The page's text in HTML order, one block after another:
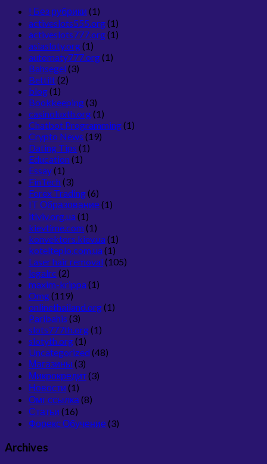
! Без рубрики (1)
activeslots555.org(1)
activeslots777.org(1)
asiasloty.org(1)
automaty777.org(1)
Bahsegel (3)
Bettilt(2)
blog(1)
Bookkeeping(3)
casinoluxth.org(1)
Chatbot Programming(1)
Crypto News (19)
Dating Tips (1)
Education (1)
Essay(1)
FinTech (3)
Forex Trading(6)
IT Образование (1)
itlviv.org.ua (1)
kievtime.com (1)
konvektors.kiev.ua (1)
kotelteplo.com.ua (1)
Laser hair removal (105)
legalrc (2)
maxim-krippa (1)
Omg(119)
onlinethailand.org(1)
Paribahis (3)
slots777th.org(1)
slotyth.org(1)
Uncategorized (48)
Магазины (3)
Микрокредит(3)
Новости (1)
Омг ссылка (8)
Статьи (16)
Форекс Обучение (3)
Archives